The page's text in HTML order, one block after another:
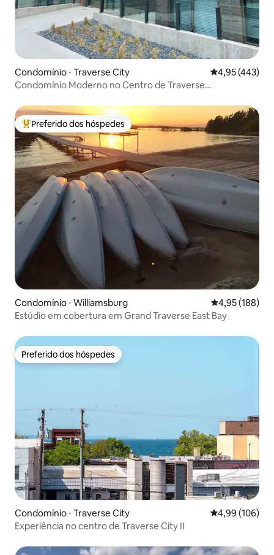
Condomínio ⋅ Traverse City 4,95 de uma
4,95 (443)
Condomínio Moderno no Centro de Traverse
Entre os melhores preferidos dos hóspedes
Preferido dos hóspedes
Condomínio ⋅ Williamsburg 4,95 de uma
4,95 (188)
Estúdio em cobertura em Grand Traverse East Bay
Preferido dos hóspedes
Preferido dos hóspedes
Condomínio ⋅ Traverse City 4,99 de uma
4,99 (106)
Experiência no centro de Traverse City II